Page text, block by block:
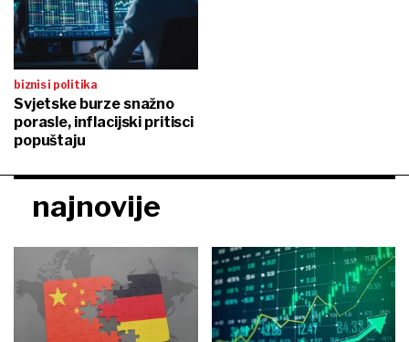
biznis i politika
Svjetske burze snažno
porasle, inflacijski pritisci
popuštaju
najnovije